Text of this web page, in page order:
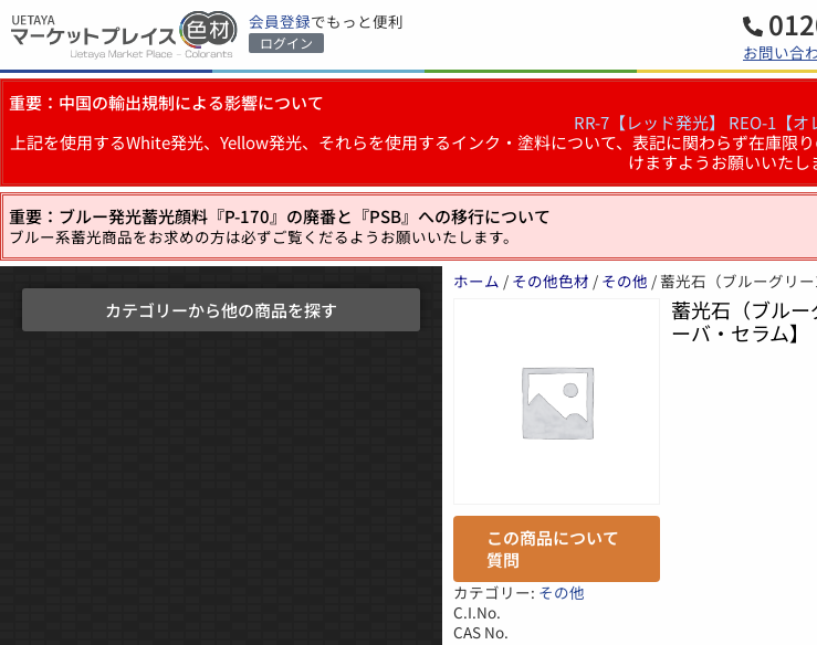
会員登録でもっと便利
ログイン お問い合
重要：中国の輸出規制による影響について
RR-7【レッド発光】
REO-1【オ
上記を使用するWhite発光、Yellow発光、それらを使用するインク・塗料について、表記に関わらず在庫
けますようお願いいたし
重要：ブルー発光蓄光顔料『P-170』の廃番と『PSB』への移行について
ブルー系蓄光商品をお求めの方は必ずご覧くだるようお願いいたします。
カテゴリーから他の商品を探す
ホーム / その他色材 / その他 / 蓄光石（ブルーグリ
この商品について
質問
カテゴリー: その他
C.I.No.
CAS No.
蓄光石（ブル
ーバ・セラム】